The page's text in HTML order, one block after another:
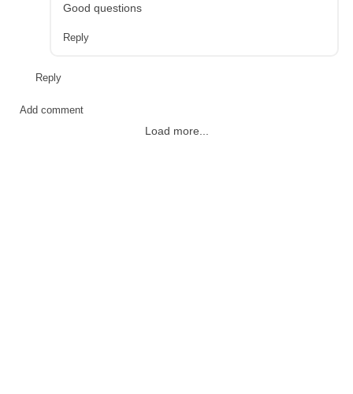
Good questions
Reply
Reply
Add comment
Load more...